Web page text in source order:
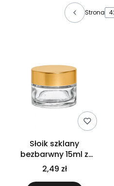
Lista produktów
Strona
Słoik szklany
bezbarwny 15ml z
nakrętką złotą
2,49 zł